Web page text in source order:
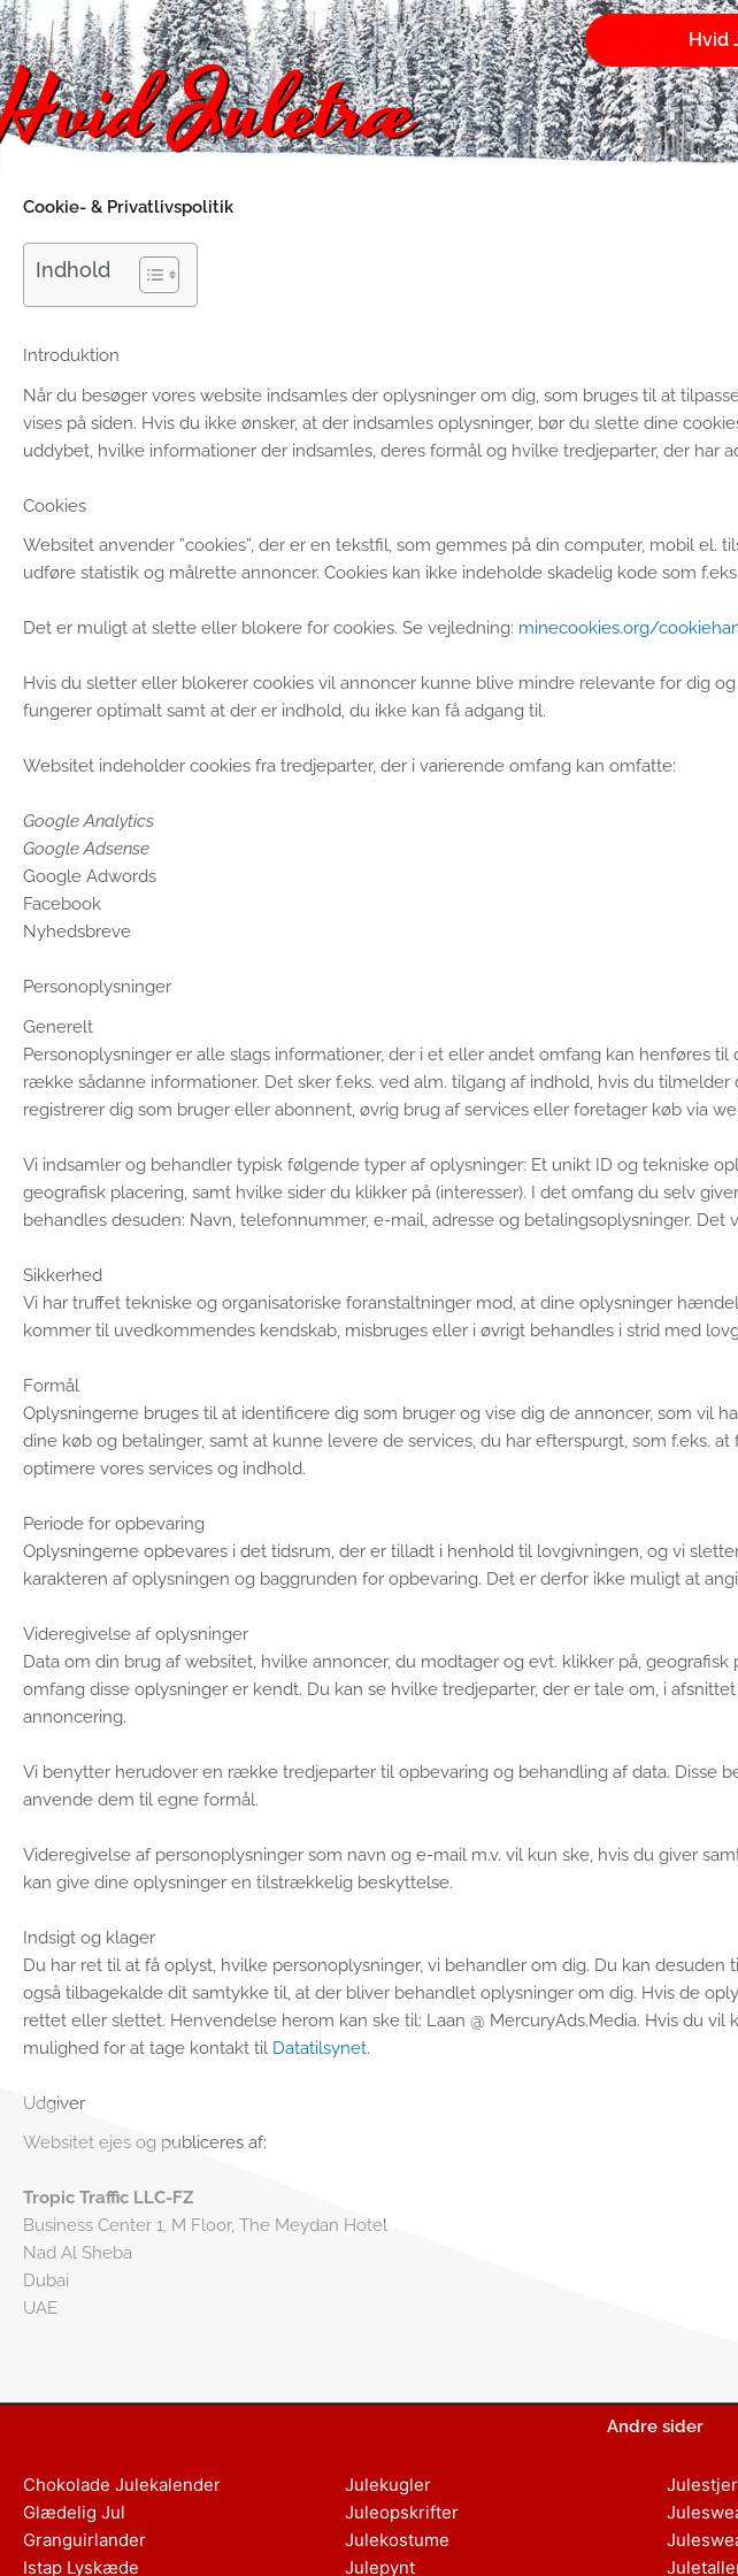
Gå
til
indholdet
Hvid
Hvid Juletræ
Cookie- & Privatlivspolitik
Indhold
Introduktion
Når du besøger vores website indsamles der oplysninger om dig, som bruges til at
vises på siden. Hvis du ikke ønsker, at der indsamles oplysninger, bør du slette dine
uddybet, hvilke informationer der indsamles, deres formål og hvilke tredjeparter, der har
Cookies
Websitet anvender ”cookies”, der er en tekstfil, som gemmes på din computer, mobil el.
udføre statistik og målrette annoncer. Cookies kan ikke indeholde skadelig kode som
Det er muligt at slette eller blokere for cookies. Se vejledning: minecookies.org/
Hvis du sletter eller blokerer cookies vil annoncer kunne blive mindre relevante for dig
fungerer optimalt samt at der er indhold, du ikke kan få adgang til.
Websitet indeholder cookies fra tredjeparter, der i varierende omfang kan omfatte:
Google Analytics
Google Adsense
Google Adwords
Facebook
Nyhedsbreve
Personoplysninger
Generelt
Personoplysninger er alle slags informationer, der i et eller andet omfang kan henføres
række sådanne informationer. Det sker f.eks. ved alm. tilgang af indhold, hvis du
registrerer dig som bruger eller abonnent, øvrig brug af services eller foretager køb via
Vi indsamler og behandler typisk følgende typer af oplysninger: Et unikt ID og tekniske
geografisk placering, samt hvilke sider du klikker på (interesser). I det omfang du selv
behandles desuden: Navn, telefonnummer, e-mail, adresse og betalingsoplysninger.
Sikkerhed
Vi har truffet tekniske og organisatoriske foranstaltninger mod, at dine oplysninger
kommer til uvedkommendes kendskab, misbruges eller i øvrigt behandles i strid med
Formål
Oplysningerne bruges til at identificere dig som bruger og vise dig de annoncer, som vil
dine køb og betalinger, samt at kunne levere de services, du har efterspurgt, som f.eks.
optimere vores services og indhold.
Periode for opbevaring
Oplysningerne opbevares i det tidsrum, der er tilladt i henhold til lovgivningen, og vi
karakteren af oplysningen og baggrunden for opbevaring. Det er derfor ikke muligt at
Videregivelse af oplysninger
Data om din brug af websitet, hvilke annoncer, du modtager og evt. klikker på,
omfang disse oplysninger er kendt. Du kan se hvilke tredjeparter, der er tale om, i
annoncering.
Vi benytter herudover en række tredjeparter til opbevaring og behandling af data. Disse
anvende dem til egne formål.
Videregivelse af personoplysninger som navn og e-mail m.v. vil kun ske, hvis du giver
kan give dine oplysninger en tilstrækkelig beskyttelse.
Indsigt og klager
Du har ret til at få oplyst, hvilke personoplysninger, vi behandler om dig. Du kan
også tilbagekalde dit samtykke til, at der bliver behandlet oplysninger om dig. Hvis de
rettet eller slettet. Henvendelse herom kan ske til: Laan @ MercuryAds.Media. Hvis du
mulighed for at tage kontakt til Datatilsynet.
Udgiver
Websitet ejes og publiceres af:
Tropic Traffic LLC-FZ
Business Center 1, M Floor, The Meydan Hotel
Nad Al Sheba
Dubai
UAE
Andre sider
Chokolade Julekalender
Glædelig Jul
Granguirlander
Istap Lyskæde
Julekugler
Juleopskrifter
Julekostume
Julepynt